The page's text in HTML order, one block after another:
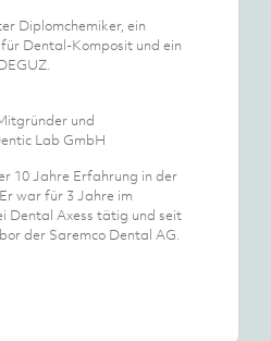
Diplomchemiker, ein
Dental-Komposit und ein
und
Lab GmbH
10 Jahre Erfahrung in der
war für 3 Jahre im
Dental Axess tätig und seit
der Saremco Dental AG.